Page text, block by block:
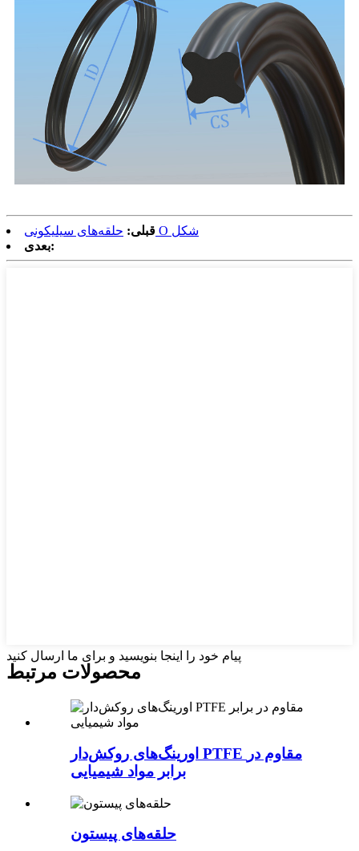
قبلی:
حلقه‌های سیلیکونی O شکل
بعدی:
پیام خود را اینجا بنویسید و برای ما ارسال کنید
محصولات مرتبط
اورینگ‌های روکش‌دار PTFE مقاوم در
برابر مواد شیمیایی
حلقه‌های پیستون